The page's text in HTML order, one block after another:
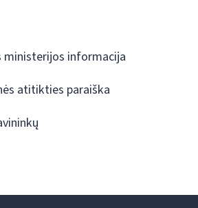
ministerijos informacija
atitikties paraiška